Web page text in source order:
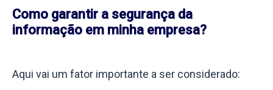
Como garantir a segurança da
informação em minha empresa?
Aqui vai um fator importante a ser considerado: